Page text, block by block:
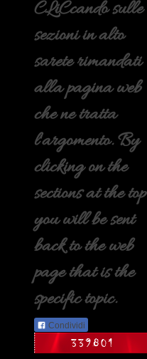
CLiCcando sulle
sezioni in alto
sarete rimandati
alla pagina web
che ne tratta
l'argomento. By
clicking on the
sections at the top
you will be sent
back to the web
page that is the
specific topic.
Condividi